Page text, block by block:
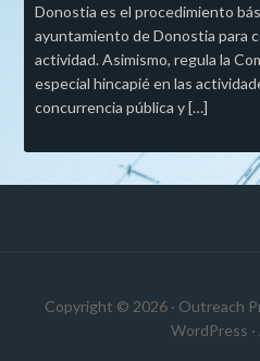
Donostia es el procedimiento
ayuntamiento de Donostia para
actividad. Asimismo, regula la
especial hincapié en las
concurrencia pública y […]
Copyright © 2026 · Outreach
WordPress ·